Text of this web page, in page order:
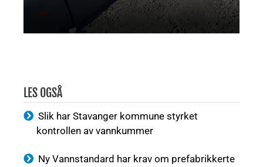
LES OGSÅ
Slik har Stavanger kommune styrket
kontrollen av vannkummer
Ny Vannstandard har krav om prefabrikkerte